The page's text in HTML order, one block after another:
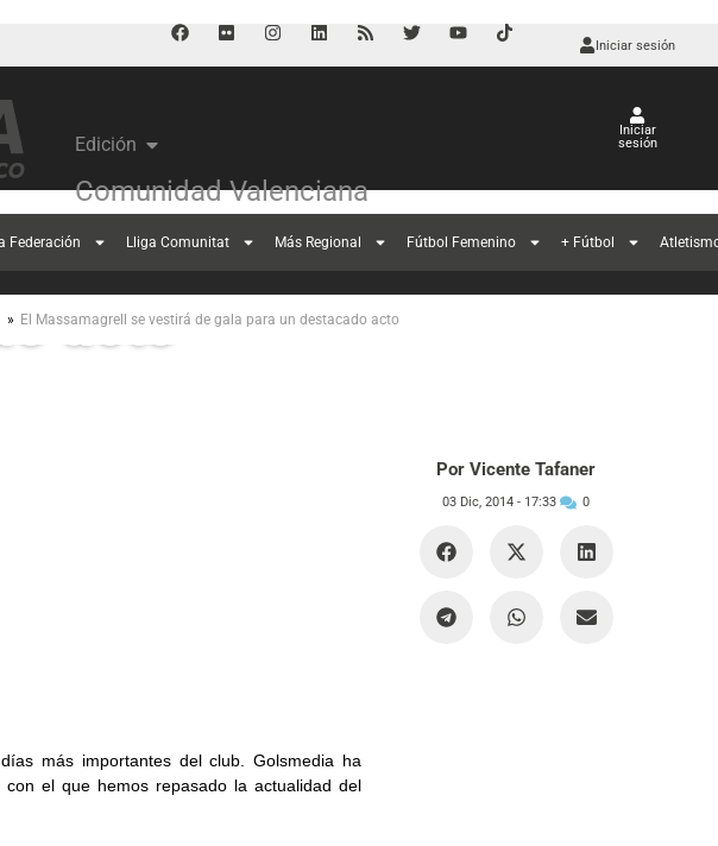
Iniciar sesión
Edición
Comunidad Valenciana
Iniciar
sesión
Federación Lliga Comunitat Más Regional Fútbol Femenino + Fútbol
» El Massamagrell se vestirá de gala para un destacado acto
vestirá de gala
acto
más importantes del club. Golsmedia ha
el que hemos repasado la actualidad del
Por Vicente Tafaner
03 Dic, 2014 - 17:33 0